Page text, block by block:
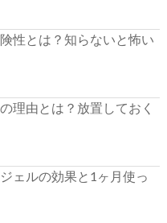
性とは？知らないと怖い
理由とは？放置しておく
ェルの効果と1ヶ月使っ